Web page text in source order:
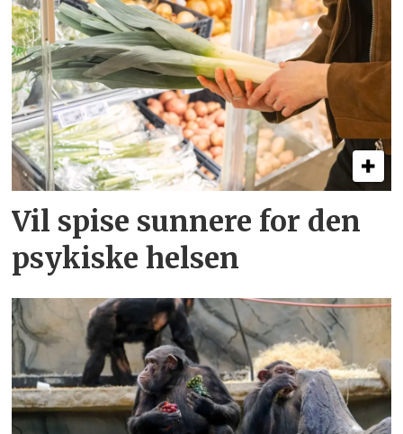
Vil spise sunnere for den
psykiske helsen